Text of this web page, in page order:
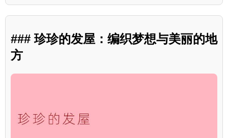
### 珍珍的发屋：编织梦想与美丽的地
方